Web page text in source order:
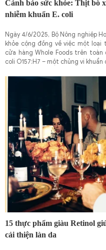
Cảnh báo sức khỏe: Thịt bò
nhiễm khuẩn E. coli
Ngày 4/6/2025, Bộ Nông nghiệp
khỏe cộng đồng về việc một
cửa hàng Whole Foods trên toàn
coli O157:H7 – một chủng vi
15 thực phẩm giàu Retinol
cải thiện làn da